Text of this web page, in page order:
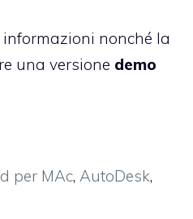
nonché la
una versione demo
per MAc,AutoDesk,